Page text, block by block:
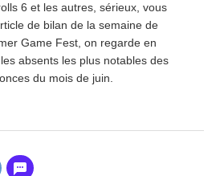
6 et les autres, sérieux, vous
de bilan de la semaine de
Game Fest, on regarde en
absents les plus notables des
du mois de juin.